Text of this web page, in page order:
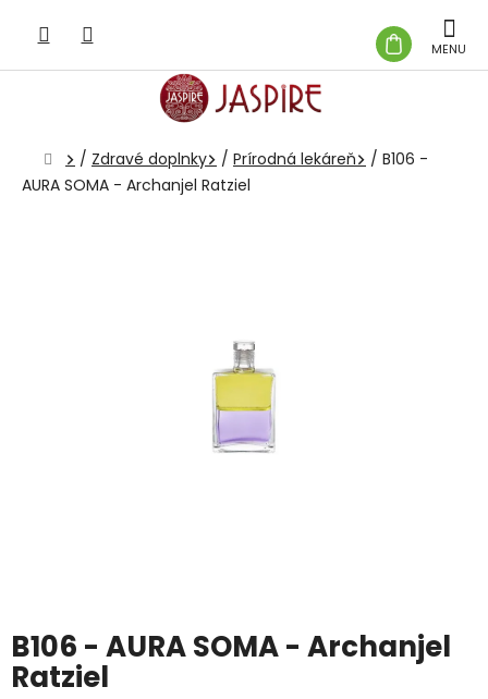
obsah
KOŠÍK
Domov
/ Zdravé doplnky / Prírodná lekáreň / B106 -
AURA SOMA - Archanjel Ratziel
B106 - AURA SOMA - Archanjel
Ratziel